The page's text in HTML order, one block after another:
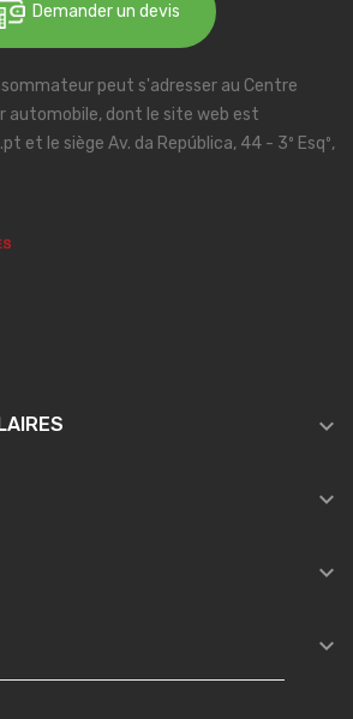
Demander un devis
peut s'adresser au Centre
automobile, dont le site web est
et le siège Av. da República, 44 - 3º Esqº,



